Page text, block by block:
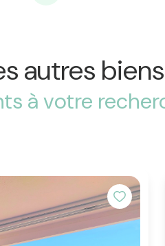
autres biens
à votre